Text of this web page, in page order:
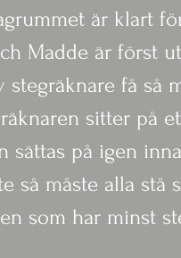
är klart
Madde är först
stegräknare få så
sitter på
sättas på igen
så måste alla
som har minst